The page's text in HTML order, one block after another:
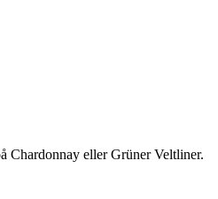
Chardonnay eller Grüner Veltliner.